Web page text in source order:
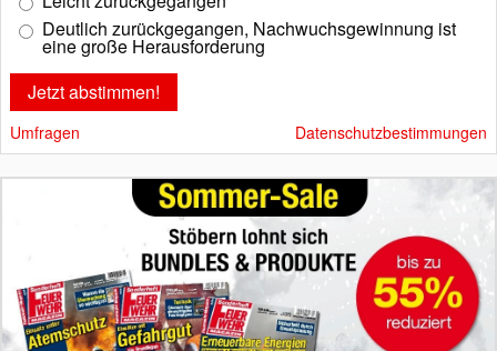
Deutlich zurückgegangen, Nachwuchsgewinnung ist
eine große Herausforderung
Umfragen Datenschutzbestimmungen